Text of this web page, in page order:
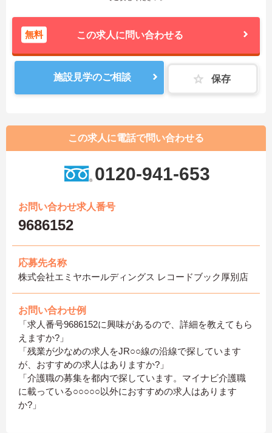
無料 この求人に問い合わせる
施設見学のご相談 保存
この求人に電話で問い合わせる
0120-941-653
お問い合わせ求人番号
9686152
応募先名称
株式会社エミヤホールディングス レコードブック厚別店
お問い合わせ例
「求人番号9686152に興味があるので、詳細を教えてもら
えますか?」
「残業が少なめの求人をJR○○線の沿線で探しています
が、おすすめの求人はありますか?」
「介護職の募集を都内で探しています。マイナビ介護職
に載っている○○○○○以外におすすめの求人はあります
か?」